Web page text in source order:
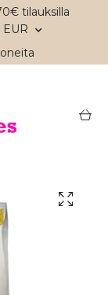
tilauksilla
EUR